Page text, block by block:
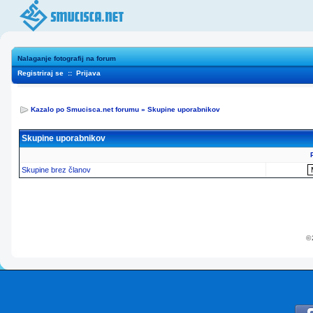
Nalaganje fotografij na forum
Registriraj se :: Prijava
Kazalo po Smucisca.net forumu » Skupine uporabnikov
Skupine uporabnikov
Skupine brez članov
©